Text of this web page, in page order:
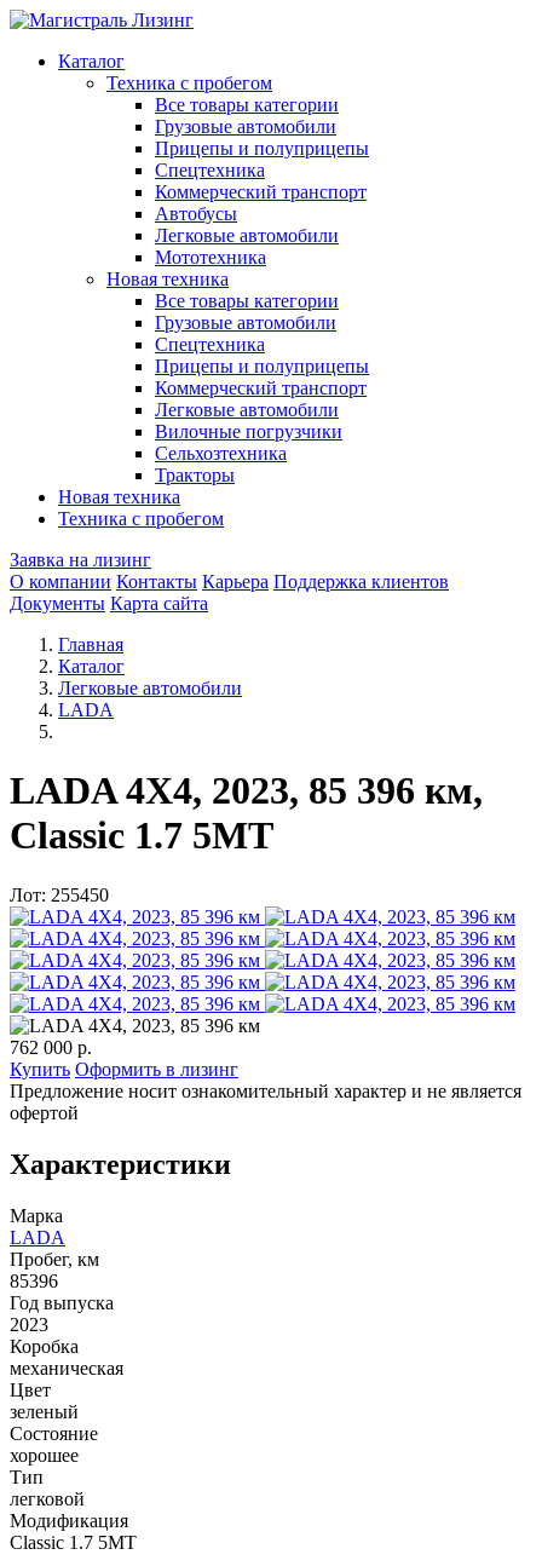
Каталог
Техника с пробегом
Все товары категории
Грузовые автомобили
Прицепы и полуприцепы
Спецтехника
Коммерческий транспорт
Автобусы
Легковые автомобили
Мототехника
Новая техника
Все товары категории
Грузовые автомобили
Спецтехника
Прицепы и полуприцепы
Коммерческий транспорт
Легковые автомобили
Вилочные погрузчики
Сельхозтехника
Тракторы
Новая техника
Техника с пробегом
Заявка на лизинг
О компании Контакты Карьера Поддержка клиентов
Документы Карта сайта
Главная
Каталог
Легковые автомобили
LADA
LADA 4X4, 2023, 85 396 км,
Classic 1.7 5MT
Лот: 255450
762 000 р.
Купить Оформить в лизинг
Предложение носит ознакомительный характер и не является
офертой
Характеристики
Марка
LADA
Пробег, км
85396
Год выпуска
2023
Коробка
механическая
Цвет
зеленый
Состояние
хорошее
Тип
легковой
Модификация
Classic 1.7 5MT